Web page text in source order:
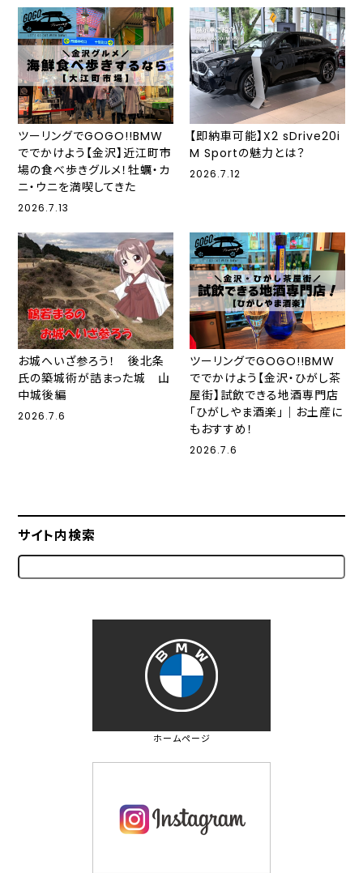
ツーリングでGOGO!!BMW
ででかけよう【金沢】近江町市
場の食べ歩きグルメ！牡蠣・カ
ニ・ウニを満喫してきた
2026.7.13
【即納車可能】X2 sDrive20i
M Sportの魅力とは？
2026.7.12
お城へいざ参ろう！ 後北条
氏の築城術が詰まった城 山
中城後編
2026.7.6
ツーリングでGOGO!!BMW
ででかけよう【金沢・ひがし茶
屋街】試飲できる地酒専門店
「ひがしやま酒楽」｜お土産に
もおすすめ！
2026.7.6
サイト内検索
ホームページ